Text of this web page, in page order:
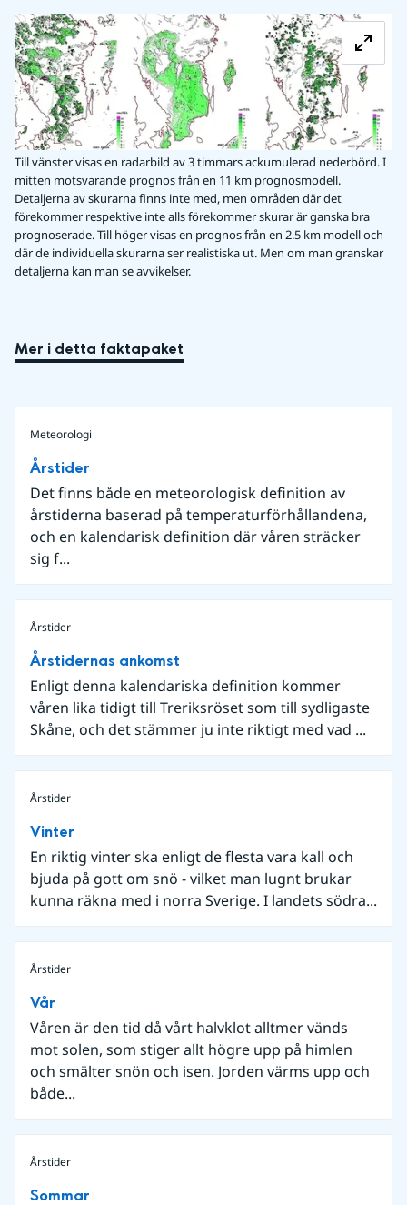
Till vänster visas en radarbild av 3 timmars ackumulerad nederbörd. I
mitten motsvarande prognos från en 11 km prognosmodell.
Detaljerna av skurarna finns inte med, men områden där det
förekommer respektive inte alls förekommer skurar är ganska bra
prognoserade. Till höger visas en prognos från en 2.5 km modell och
där de individuella skurarna ser realistiska ut. Men om man granskar
detaljerna kan man se avvikelser.
Mer i detta faktapaket
Meteorologi
Årstider
Det finns både en meteorologisk definition av
årstiderna baserad på temperaturförhållandena,
och en kalendarisk definition där våren sträcker
sig f...
Årstider
Årstidernas ankomst
Enligt denna kalendariska definition kommer
våren lika tidigt till Treriksröset som till sydligaste
Skåne, och det stämmer ju inte riktigt med vad ...
Årstider
Vinter
En riktig vinter ska enligt de flesta vara kall och
bjuda på gott om snö - vilket man lugnt brukar
kunna räkna med i norra Sverige. I landets södra...
Årstider
Vår
Våren är den tid då vårt halvklot alltmer vänds
mot solen, som stiger allt högre upp på himlen
och smälter snön och isen. Jorden värms upp och
både...
Årstider
Sommar